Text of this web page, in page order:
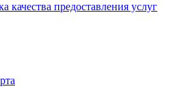
качества предоставления услуг